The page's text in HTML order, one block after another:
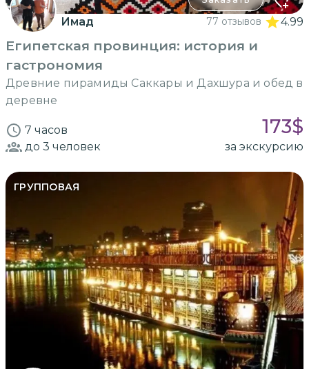
Имад 77 отзывов 4.99
Египетская провинция: история и
гастрономия
Древние пирамиды Саккары и Дахшура и обед в
деревне
7 часов 173$
до 3 человек за экскурсию
ГРУППОВАЯ